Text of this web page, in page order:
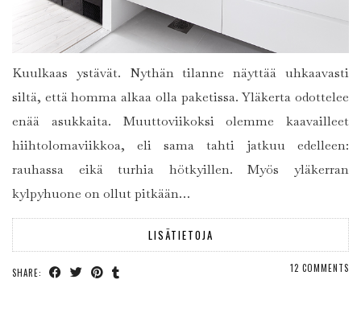
Kuulkaas ystävät. Nythän tilanne näyttää uhkaavasti
siltä, että homma alkaa olla paketissa. Yläkerta odottelee
enää asukkaita. Muuttoviikoksi olemme kaavailleet
hiihtolomaviikkoa, eli sama tahti jatkuu edelleen:
rauhassa eikä turhia hötkyillen. Myös yläkerran
kylpyhuone on ollut pitkään…
LISÄTIETOJA
SHARE: 12 COMMENTS